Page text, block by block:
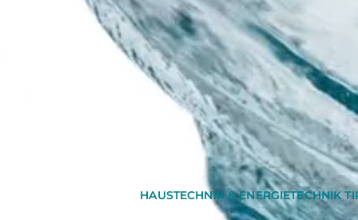
HAUSTECHNIK & ENERGIETECHNIK